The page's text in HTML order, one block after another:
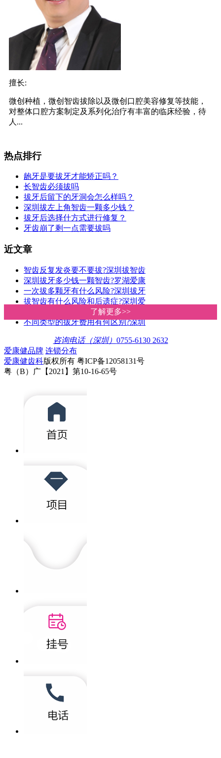
了解更多>>
了解更多>>
擅长:
微创种植，微创智齿拔除以及微创口腔美容修复等技能，
对整体口腔方案制定及系列化治疗有丰富的临床经验，待
人...
热点排行
龅牙是要拔牙才能矫正吗？
长智齿必须拔吗
拔牙后留下的牙洞会怎么样吗？
深圳拔左上角智齿一颗多少钱？
拔牙后选择什方式进行修复？
牙齿崩了剩一点需要拔吗
近文章
智齿反复发炎要不要拔?深圳拔智齿
深圳拔牙多少钱一颗智齿?罗湖爱康
一次拔多颗牙有什么风险?深圳拔牙
拔智齿有什么风险和后遗症?深圳爱
深圳罗湖牙科诊所拔牙收费贵唔贵
不同类型的拔牙费用有何区别?深圳
咨询电话（深圳） 0755-6130 2632
爱康健品牌 连锁分布
爱康健齿科版权所有 粤ICP备12058131号
粤（B）广【2021】第10-16-65号